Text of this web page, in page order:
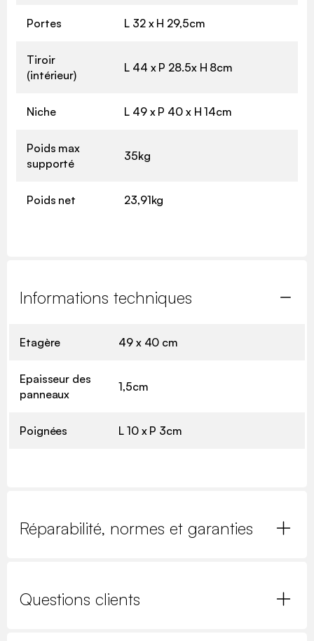
Portes L 32 x H 29,5cm
Tiroir
(intérieur)
L 44 x P 28.5x H 8cm
Niche L 49 x P 40 x H 14cm
Poids max
supporté
35kg
Poids net 23,91kg
Informations techniques
Etagère 49 x 40 cm
Epaisseur des
panneaux
1,5cm
Poignées L 10 x P 3cm
Réparabilité, normes et garanties
Questions clients